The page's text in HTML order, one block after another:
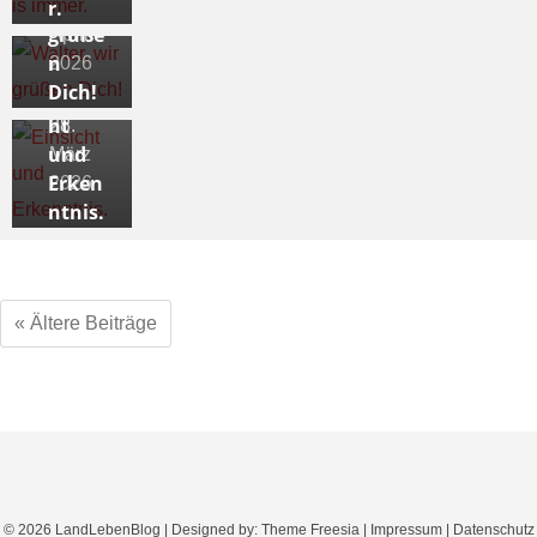
r.
r, wir
grüße
n
Dich!
4.
April
2026
Einsic
ht
und
Erken
ntnis.
28.
März
2026
« Ältere Beiträge
© 2026 LandLebenBlog | Designed by: Theme Freesia| Impressum| Datenschutz